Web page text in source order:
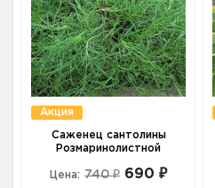
Акция
Саженец сантолины
Розмаринолистной
Цена: 740 ₽ 690 ₽